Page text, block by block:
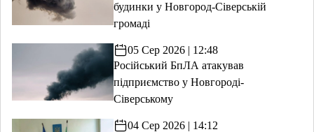
будинки у Новгород-Сіверській
громаді
05 Сер 2026 | 12:48
Російський БпЛА атакував
підприємство у Новгороді-
Сіверському
04 Сер 2026 | 14:12